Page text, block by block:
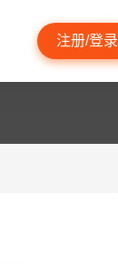
注册/登录